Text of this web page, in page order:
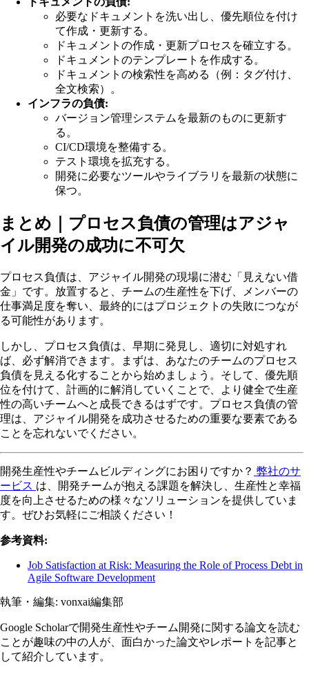
必要なドキュメントを洗い出し、優先順位を付け
て作成・更新する。
ドキュメントの作成・更新プロセスを確立する。
ドキュメントのテンプレートを作成する。
ドキュメントの検索性を高める（例：タグ付け、
全文検索）。
インフラの負債:
バージョン管理システムを最新のものに更新す
る。
CI/CD環境を整備する。
テスト環境を拡充する。
開発に必要なツールやライブラリを最新の状態に
保つ。
まとめ｜プロセス負債の管理はアジャ
イル開発の成功に不可欠
プロセス負債は、アジャイル開発の現場に潜む「見えない借
金」です。放置すると、チームの生産性を下げ、メンバーの
仕事満足度を奪い、最終的にはプロジェクトの失敗につなが
る可能性があります。
しかし、プロセス負債は、早期に発見し、適切に対処すれ
ば、必ず解消できます。まずは、あなたのチームのプロセス
負債を見える化することから始めましょう。そして、優先順
位を付けて、計画的に解消していくことで、より健全で生産
性の高いチームへと成長できるはずです。プロセス負債の管
理は、アジャイル開発を成功させるための重要な要素である
ことを忘れないでください。
開発生産性やチームビルディングにお困りですか？ 弊社のサ
ービス は、開発チームが抱える課題を解決し、生産性と幸福
度を向上させるための様々なソリューションを提供していま
す。ぜひお気軽にご相談ください！
参考資料:
Job Satisfaction at Risk: Measuring the Role of Process Debt in
Agile Software Development
執筆・編集: vonxai編集部
Google Scholarで開発生産性やチーム開発に関する論文を読む
ことが趣味の中の人が、面白かった論文やレポートを記事と
して紹介しています。